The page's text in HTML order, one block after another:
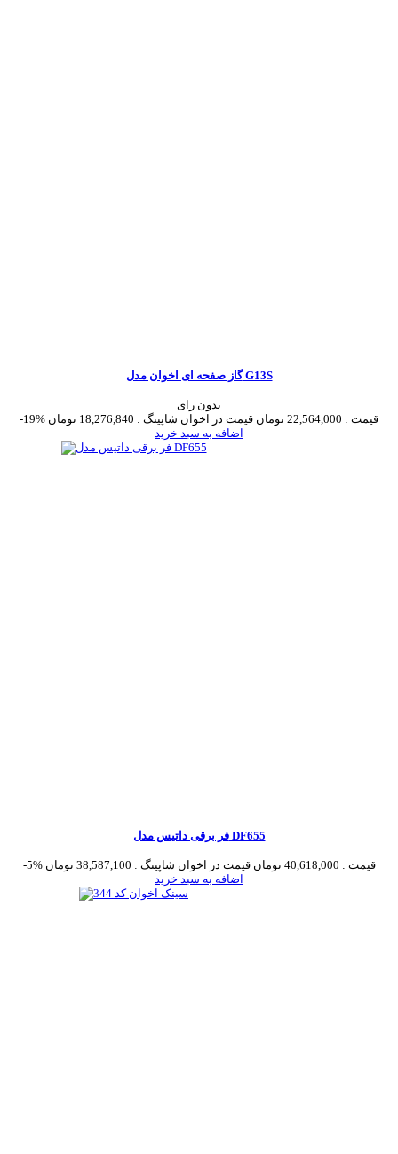
گاز صفحه ای اخوان مدل G13S
بدون رای
-19%
قیمت : 22,564,000 تومان قیمت در اخوان شاپینگ : 18,276,840 تومان
اضافه به سبد خرید
فر برقی داتیس مدل DF655
-5% قیمت : 40,618,000 تومان قیمت در اخوان شاپینگ : 38,587,100 تومان
اضافه به سبد خرید